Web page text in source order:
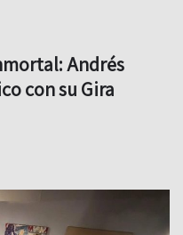
Andrés
con su Gira